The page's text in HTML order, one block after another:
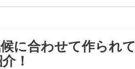
に合わせて作られ
！